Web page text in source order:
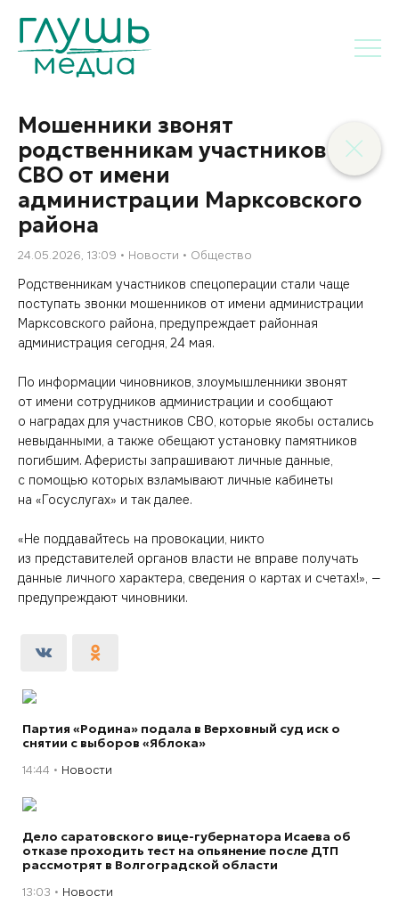
Мошенники звонят
родственникам участников
СВО от имени
администрации Марксовского
района
24.05.2026, 13:09 Новости Общество
Родственникам участников спецоперации стали чаще
поступать звонки мошенников от имени администрации
Марксовского района, предупреждает районная
администрация сегодня, 24 мая.
По информации чиновников, злоумышленники звонят
от имени сотрудников администрации и сообщают
о наградах для участников СВО, которые якобы остались
невыданными, а также обещают установку памятников
погибшим. Аферисты запрашивают личные данные,
с помощью которых взламывают личные кабинеты
на «Госуслугах» и так далее.
«Не поддавайтесь на провокации, никто
из представителей органов власти не вправе получать
данные личного характера, сведения о картах и счетах!», —
предупреждают чиновники.
Партия «Родина» подала в Верховный суд иск о
снятии с выборов «Яблока»
14:44 Новости
Дело саратовского вице-губернатора Исаева об
отказе проходить тест на опьянение после ДТП
рассмотрят в Волгоградской области
13:03 Новости